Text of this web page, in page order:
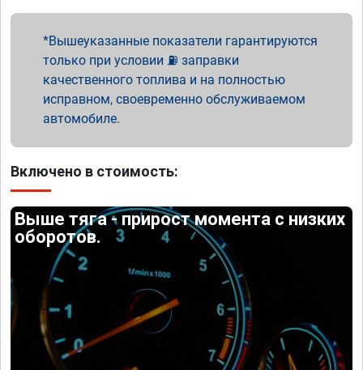
Вышеуказанные показатели гарантируются
только при условии ⛽ заправки
качественного топлива и на полностью
исправном, своевременно обслуживаемом
автомобиле.
Включено в стоимость:
Выше тяга - прирост момента с низких
оборотов.